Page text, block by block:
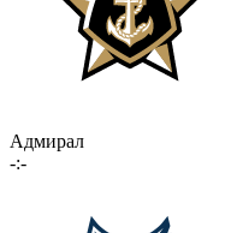
Адмирал
-:-